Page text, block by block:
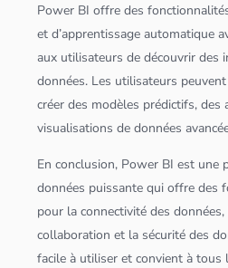
Power BI offre des
et d’apprentissage automatique
aux utilisateurs de découvrir des
données. Les utilisateurs
créer des modèles prédictifs, des
visualisations dedonnées
En conclusion, Power BI est une
données puissante qui offre des
pour la connectivité desdonnées
collaboration et la sécurité des
facile à utiliser et convient à